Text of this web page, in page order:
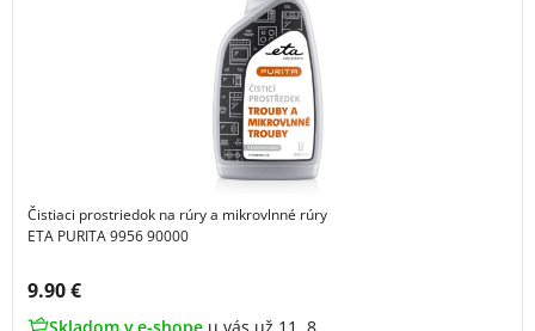
Čistiaci prostriedok na rúry a mikrovlnné rúry
ETA PURITA 9956 90000
Cena s DPH:
9.90 €
Skladom v e-shope u vás už 11. 8.